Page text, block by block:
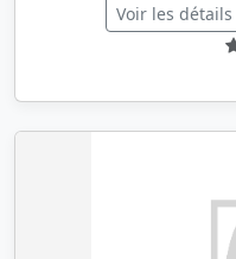
Voir les détails